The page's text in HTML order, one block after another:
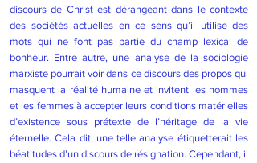
discours de Christ est dérangeant dans le contexte
des sociétés actuelles en ce sens qu’il utilise des
mots qui ne font pas partie du champ lexical de
bonheur. Entre autre, une analyse de la sociologie
marxiste pourrait voir dans ce discours des propos qui
masquent la réalité humaine et invitent les hommes
et les femmes à accepter leurs conditions matérielles
d’existence sous prétexte de l’héritage de la vie
éternelle. Cela dit, une telle analyse étiquetterait les
béatitudes d’un discours de résignation. Cependant, il